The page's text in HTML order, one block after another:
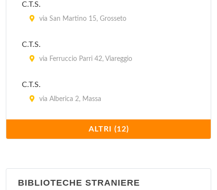
C.T.S.
via San Martino 15, Grosseto
C.T.S.
via Ferruccio Parri 42, Viareggio
C.T.S.
via Alberica 2, Massa
viale della Repubblica 170, Prato
via Filippo Pacini 57, Pistoia
ALTRI (12)
BIBLIOTECHE STRANIERE